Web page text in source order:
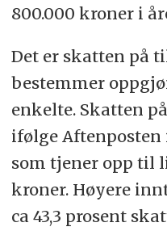
800.000 kroner i
Det er skatten på
bestemmer
enkelte. Skatten
ifølge Aftenposten
som tjener opp til
kroner. Høyere
ca 43,3 prosent